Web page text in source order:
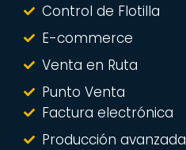
Control de Flotilla
E-commerce
Venta en Ruta
Punto Venta
Factura electrónica
Producción avanzada